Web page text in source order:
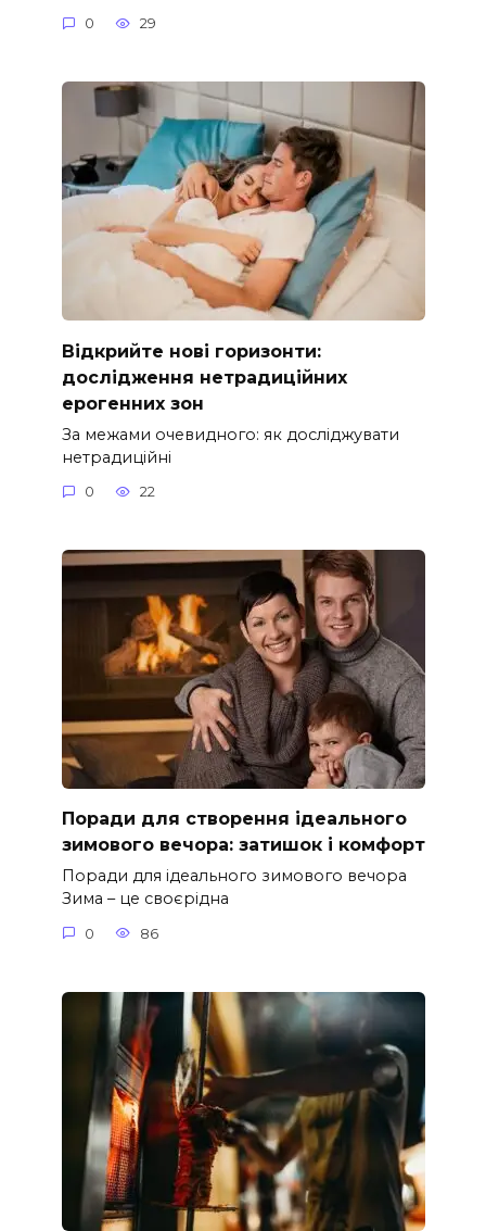
0 29
Відкрийте нові горизонти:
дослідження нетрадиційних
ерогенних зон
За межами очевидного: як досліджувати
нетрадиційні
0 22
Поради для створення ідеального
зимового вечора: затишок і комфорт
Поради для ідеального зимового вечора
Зима – це своєрідна
0 86